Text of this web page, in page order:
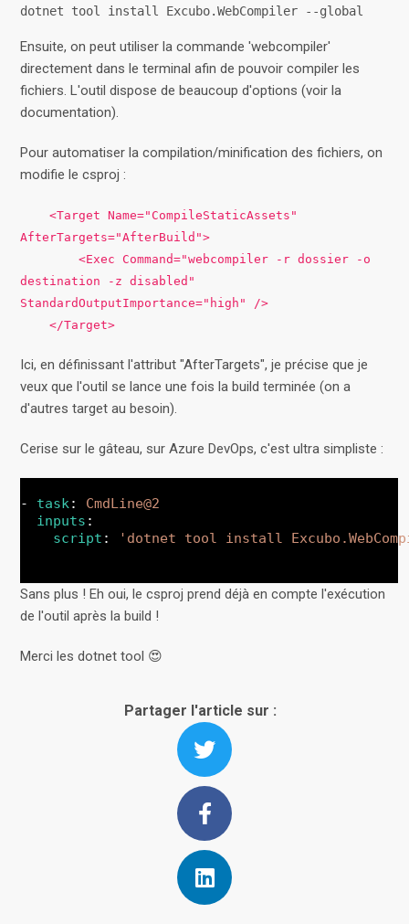
dotnet tool install Excubo.WebCompiler --global
Ensuite, on peut utiliser la commande 'webcompiler'
directement dans le terminal afin de pouvoir compiler les
fichiers. L'outil dispose de beaucoup d'options (voir la
documentation).
Pour automatiser la compilation/minification des fichiers, on
modifie le csproj :
<Target Name="CompileStaticAssets"
AfterTargets="AfterBuild">
<Exec Command="webcompiler -r dossier -o
destination -z disabled"
StandardOutputImportance="high" />
</Target>
Ici, en définissant l'attribut "AfterTargets", je précise que je
veux que l'outil se lance une fois la build terminée (on a
d'autres target au besoin).
Cerise sur le gâteau, sur Azure DevOps, c'est ultra simpliste :
- task: CmdLine@2
inputs :
script : 'dotnet tool install
Sans plus ! Eh oui, le csproj prend déjà en compte l'exécution
de l'outil après la build !
Merci les dotnet tool 😍
Partager l'article sur :